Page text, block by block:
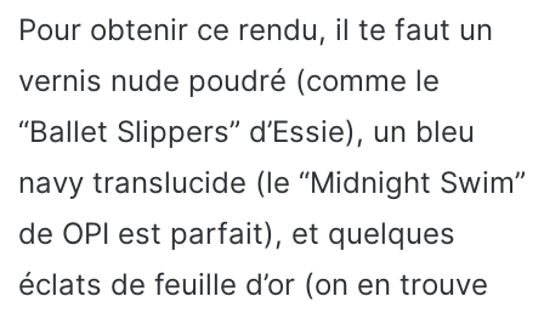
Pour obtenir ce rendu, il te faut un
vernis nude poudré (comme le
“Ballet Slippers” d’Essie), un bleu
navy translucide (le “Midnight Swim”
de OPI est parfait), et quelques
éclats de feuille d’or (on en trouve